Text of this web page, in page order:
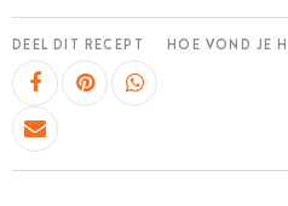
DEEL DIT RECEPT HOE VOND JE